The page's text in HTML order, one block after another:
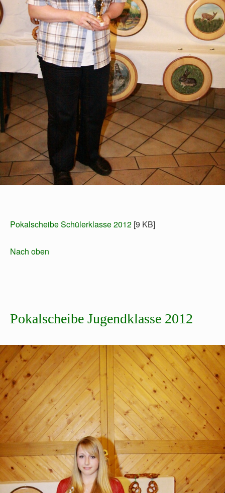
Pokalscheibe Schülerklasse 2012 [9 KB]
Nach oben
Pokalscheibe Jugendklasse 2012